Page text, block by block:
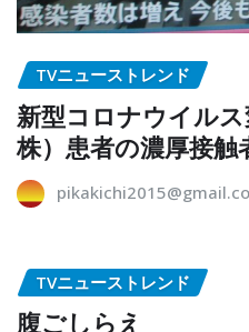
TVニューストレンド
新型コロナウイル
株）患者の濃厚接触
TVニューストレンド
腹ごしらえ